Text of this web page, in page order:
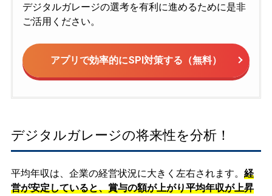
デジタルガレージの選考を有利に進めるために是非
ご活用ください。
アプリで効率的にSPI対策する（無料）
デジタルガレージの将来性を分析！
平均年収は、企業の経営状況に大きく左右されます。 経
営が安定していると、賞与の額が上がり平均年収が上昇